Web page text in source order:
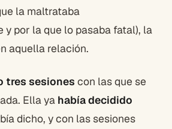
la maltrataba
y por la que lo pasaba fatal), la
aquella relación.
tres sesiones con las que se
Ella ya había decidido
dicho, y con las sesiones